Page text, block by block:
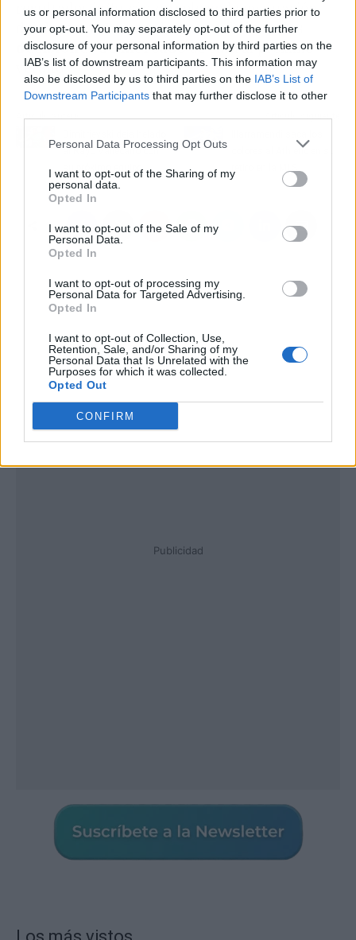
us or personal information disclosed to third parties prior to
your opt-out. You may separately opt-out of the further
disclosure of your personal information by third parties on the
IAB’s list of downstream participants. This information may
also be disclosed by us to third parties on the IAB’s List of
Downstream Participants that may further disclose it to other
Personal Data Processing Opt Outs
I want to opt-out of the Sharing of my
personal data.
Opted In
I want to opt-out of the Sale of my
Personal Data.
Opted In
I want to opt-out of processing my
Personal Data for Targeted Advertising.
Opted In
I want to opt-out of Collection, Use,
Retention, Sale, and/or Sharing of my
Personal Data that Is Unrelated with the
Purposes for which it was collected.
Opted Out
CONFIRM
resultados influirán no solo en la evaluación
del desempeño actual, sino también en las
decisiones de mercadode cara al próximo
verano.
al Rayo Vallecano con
su próximo equipo
colores al Athletic en su
Publicidad